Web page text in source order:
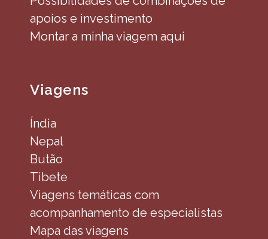
apoios e investimento
Montar a minha viagem aqui
Viagens
Índia
Nepal
Butão
Tibete
Viagens temáticas com
acompanhamento de especialistas
Mapa das viagens